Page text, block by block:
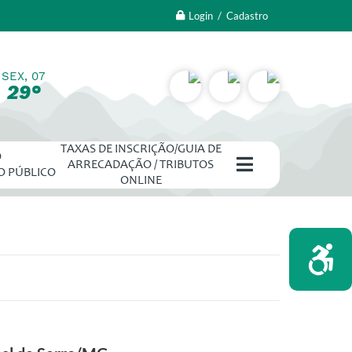
Login / Cadastro
SEX, 07
29°
PÚBLICO
TAXAS DE INSCRIÇÃO/GUIA DE
ARRECADAÇÃO / TRIBUTOS
ONLINE